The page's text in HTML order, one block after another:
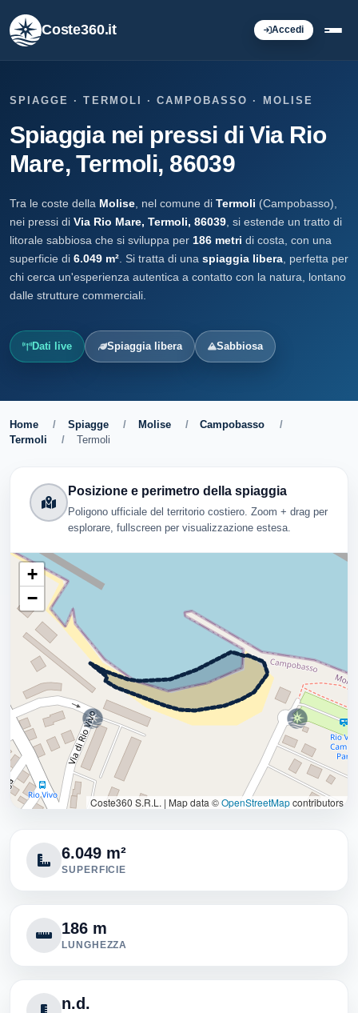
Coste360.it Accedi
SPIAGGE · TERMOLI · CAMPOBASSO · MOLISE
Spiaggia nei pressi di Via Rio
Mare, Termoli, 86039
Tra le coste della Molise , nel comune di Termoli (Campobasso),
nei pressi di Via Rio Mare, Termoli, 86039 , si estende un tratto di
litorale sabbiosa che si sviluppa per 186 metri di costa, con una
superficie di 6.049 m² . Si tratta di una spiaggia libera , perfetta per
chi cerca un'esperienza autentica a contatto con la natura, lontano
dalle strutture commerciali.
Dati live Spiaggia libera Sabbiosa
Home / Spiagge / Molise / Campobasso
/
Termoli
/ Termoli
Posizione e perimetro della spiaggia
Poligono ufficiale del territorio costiero. Zoom + drag per
esplorare, fullscreen per visualizzazione estesa.
+
−
Coste360 S.R.L. | Map data ©OpenStreetMapcontributors
6.049 m²
SUPERFICIE
186 m
LUNGHEZZA
n.d.